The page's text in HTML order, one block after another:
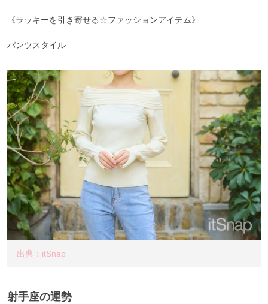
《ラッキーを引き寄せる☆ファッションアイテム》
パンツスタイル
出典：itSnap
射手座の運勢